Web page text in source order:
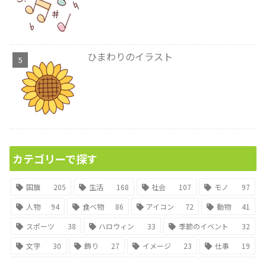
ひまわりのイラスト
カテゴリーで探す
国旗 205 生活 168 社会 107 モノ
97
人物
94 食べ物 86 アイコン 72 動物
41
スポーツ
38 ハロウィン 33 季節のイベント
32
文字
30 飾り 27 イメージ 23 仕事
19